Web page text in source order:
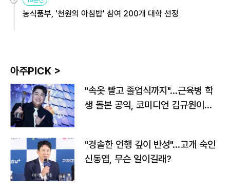
농식품부, '천원의 아침밥' 참여 200개 대학 선정
아주PICK >
"속옷 빨고 졸업식까지"…근육병 학
생 돌본 공익, 코미디언 김규원이었
"경솔한 언행 깊이 반성"…고개 숙인
신동엽, 무슨 일이길래?